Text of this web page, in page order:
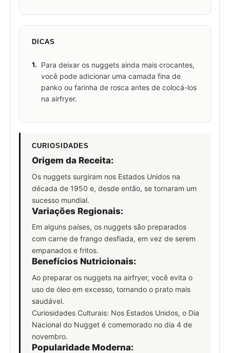
DICAS
1.
Para deixar os nuggets ainda mais crocantes,
você pode adicionar uma camada fina de
panko ou farinha de rosca antes de colocá-los
na airfryer.
CURIOSIDADES
Origem da Receita:
Os nuggets surgiram nos Estados Unidos na
década de 1950 e, desde então, se tornaram um
sucesso mundial.
Variações Regionais:
Em alguns países, os nuggets são preparados
com carne de frango desfiada, em vez de serem
empanados e fritos.
Benefícios Nutricionais:
Ao preparar os nuggets na airfryer, você evita o
uso de óleo em excesso, tornando o prato mais
saudável.
Curiosidades Culturais: Nos Estados Unidos, o Dia
Nacional do Nugget é comemorado no dia 4 de
novembro.
Popularidade Moderna: